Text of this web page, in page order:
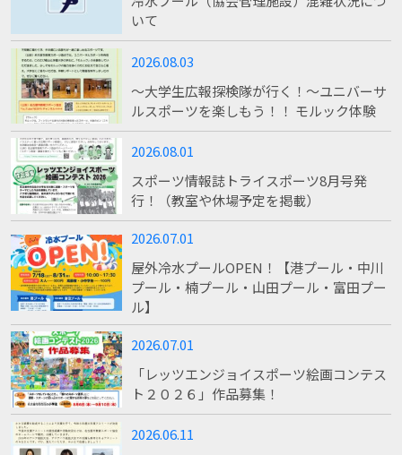
いて
2026.08.03
～大学生広報探検隊が行く！～ユニバーサ
ルスポーツを楽しもう！！ モルック体験
2026.08.01
スポーツ情報誌トライスポーツ8月号発
行！（教室や休場予定を掲載）
2026.07.01
屋外冷水プールOPEN！【港プール・中川
プール・楠プール・山田プール・富田プー
ル】
2026.07.01
「レッツエンジョイスポーツ絵画コンテス
ト２０２６」作品募集！
2026.06.11